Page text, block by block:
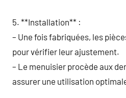
5. **Installation** :
– Une fois fabriquées, les
pour vérifier leur ajustement.
– Le menuisier procède aux
assurer une utilisation